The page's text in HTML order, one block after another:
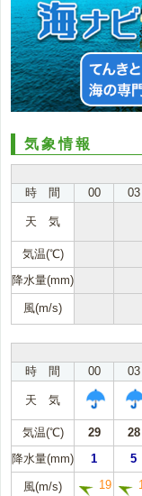
気象情報
時 間
00 03
天 気
気温(℃)
降水量(mm)
風(m/s)
時 間
00 03
天 気
気温(℃) 29 28
降水量(mm)
1 5
風(m/s) 19